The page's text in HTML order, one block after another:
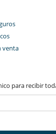
venta
para recibir